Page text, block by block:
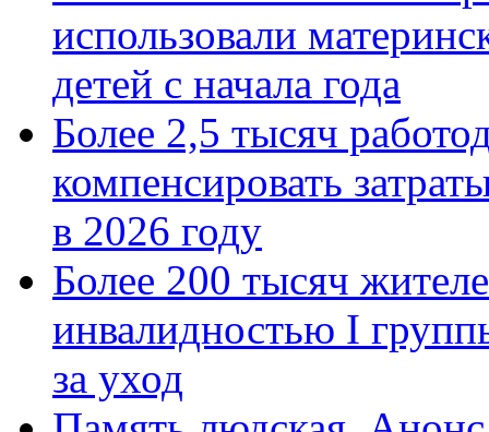
использовали
детей с начала года
Более 2,5 тысяч
компенсировать
в 2026 году
Более 200 тысяч
инвалидностью I
за уход